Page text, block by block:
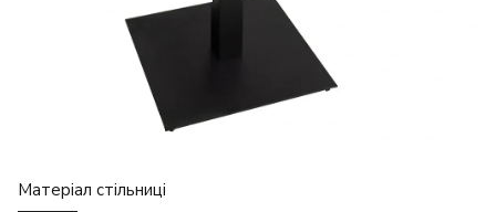
Матеріал стільниці